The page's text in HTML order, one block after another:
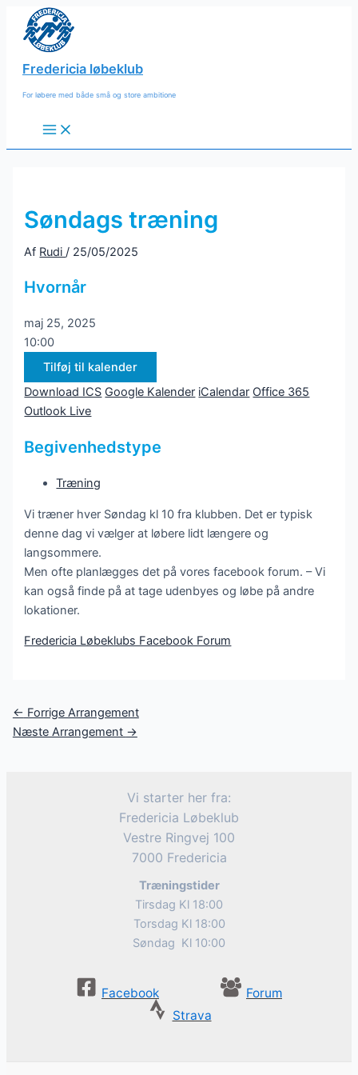
indholdet
Fredericia løbeklub
For løbere med både små og store ambitione
Main
Menu
Søndags træning
Af Rudi/ 25/05/2025
Hvornår
maj 25, 2025
10:00
Tilføj til kalender
Download ICS Google Kalender iCalendar Office 365
Outlook Live
Begivenhedstype
Træning
Vi træner hver Søndag kl 10 fra klubben. Det er typisk
denne dag vi vælger at løbere lidt længere og
langsommere.
Men ofte planlægges det på vores facebook forum. – Vi
kan også finde på at tage udenbyes og løbe på andre
lokationer.
Fredericia Løbeklubs Facebook Forum
Post
navigation
← Forrige Arrangement
Næste Arrangement →
Vi starter her fra:
Fredericia Løbeklub
Vestre Ringvej 100
7000 Fredericia
Træningstider
Tirsdag Kl 18:00
Torsdag Kl 18:00
Søndag Kl 10:00
Facebook
Forum
Strava